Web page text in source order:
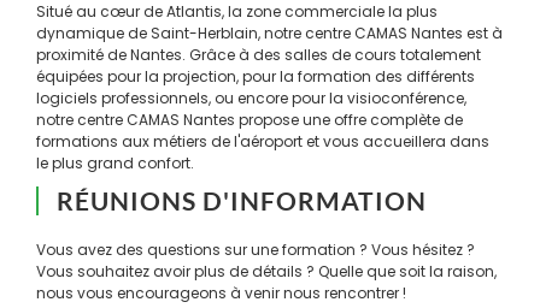
Situé au cœur de Atlantis, la zone commerciale la plus
dynamique de Saint-Herblain, notre centre CAMAS Nantes est à
proximité de Nantes. Grâce à des salles de cours totalement
équipées pour la projection, pour la formation des différents
logiciels professionnels, ou encore pour la visioconférence,
notre centre CAMAS Nantes propose une offre complète de
formations aux métiers de l'aéroport et vous accueillera dans
le plus grand confort.
RÉUNIONS D'INFORMATION
Vous avez des questions sur une formation ? Vous hésitez ?
Vous souhaitez avoir plus de détails ? Quelle que soit la raison,
nous vous encourageons à venir nous rencontrer !